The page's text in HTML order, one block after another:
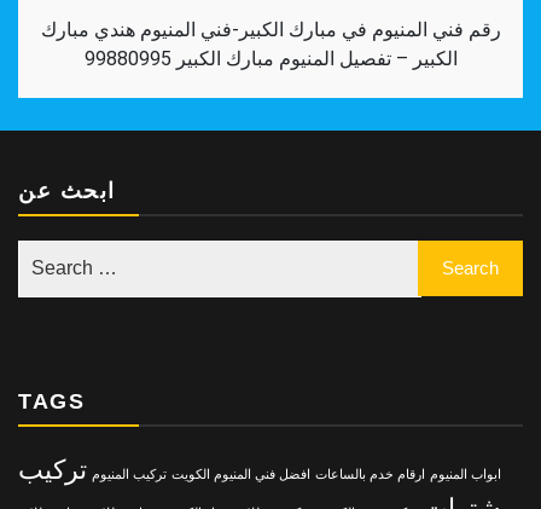
رقم فني المنيوم في مبارك الكبير-فني المنيوم هندي مبارك
الكبير – تفصيل المنيوم مبارك الكبير 99880995
ابحث عن
TAGS
ابواب المنيوم ارقام خدم بالساعات افضل فني المنيوم الكويت تركيب المنيوم تركيب